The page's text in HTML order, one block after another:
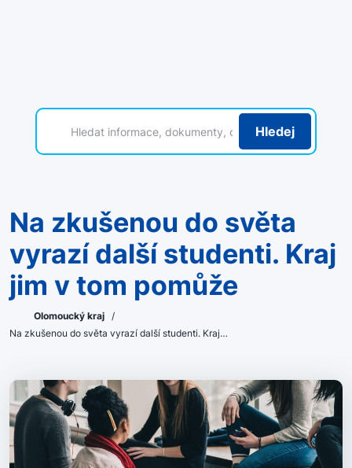
Hledej
Na zkušenou do světa
vyrazí další studenti. Kraj
jim v tom pomůže
Olomoucký kraj /
Na zkušenou do světa vyrazí další studenti. Kraj…